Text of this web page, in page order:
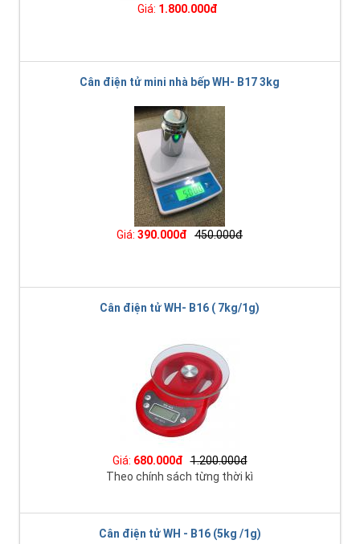
Giá: 1.800.000đ
Cân điện tử mini nhà bếp WH- B17 3kg
Giá: 390.000đ 450.000đ
Cân điện tử WH- B16 ( 7kg/1g)
Giá: 680.000đ 1.200.000đ
Theo chính sách từng thời kì
Cân điện tử WH - B16 (5kg /1g)